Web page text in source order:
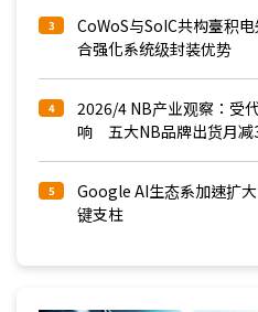
3
CoWoS与SoIC共构臺积
合强化系统级封装优势
4
2026/4 NB产业观察：受
响 五大NB品牌出货月减
5
Google AI生态系加速扩
键支柱